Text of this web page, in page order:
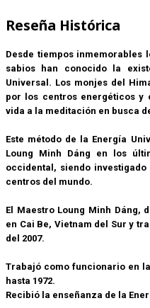
Reseña Histórica
Desde tiempos inmemorables
sabios han conocido la
Universal. Los monjes del
por los centros energéticos y
vida a la meditación en busca
Este método de la Energía
Loung Minh Dáng en los
occidental, siendo
centros del mundo.
El Maestro Loung Minh Dáng,
en Cai Be, Vietnam del Sur y
del 2007.
Trabajó como funcionario en
hasta 1972.
Recibió la enseñanza de la